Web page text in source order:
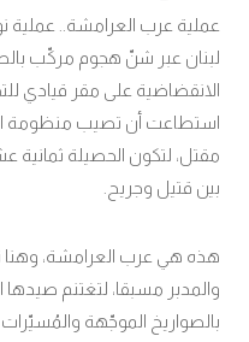
عملية عرب العرامشة.. عملية
لبنان عبر شنّ هجوم مركّب
الانقضاضية على مقر قيادي
استطاعت أن تصيب منظومة
مقتل، لتكون الحصيلة ثمانية
بين قتيل وجريح.
هذه هي عرب العرامشة، وهنا
والمدبر مسبقا، لتغتنم
بالصواريخ الموجّهة ‏والمُسيّرات